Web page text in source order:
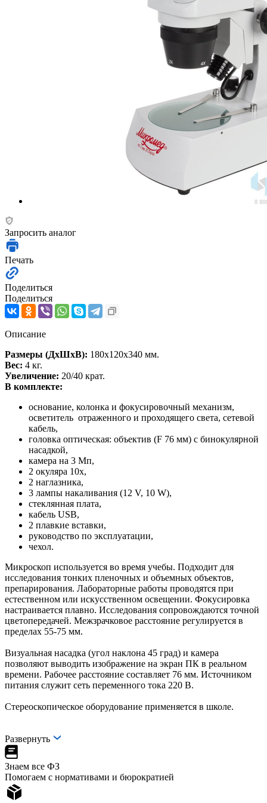
Запросить аналог
Печать
Поделиться
Поделиться
Описание
Размеры (ДхШхВ): 180х120х340 мм.
Вес: 4 кг.
Увеличение: 20/40 крат.
В комплекте:
основание, колонка и фокусировочный механизм,
осветитель отраженного и проходящего света, сетевой
кабель,
головка оптическая: объектив (F 76 мм) c бинокулярной
насадкой,
камера на 3 Мп,
2 окуляра 10х,
2 наглазника,
3 лампы накаливания (12 V, 10 W),
стеклянная плата,
кабель USB,
2 плавкие вставки,
руководство по эксплуатации,
чехол.
Микроскоп используется во время учебы. Подходит для
исследования тонких пленочных и объемных объектов,
препарирования. Лабораторные работы проводятся при
естественном или искусственном освещении. Фокусировка
настраивается плавно. Исследования сопровождаются точной
цветопередачей. Межзрачковое расстояние регулируется в
пределах 55-75 мм.
Визуальная насадка (угол наклона 45 град) и камера
позволяют выводить изображение на экран ПК в реальном
времени. Рабочее расстояние составляет 76 мм. Источником
питания служит сеть переменного тока 220 В.
Стереоскопическое оборудование применяется в школе.
Развернуть
Знаем все ФЗ
Помогаем с нормативами и бюрократией